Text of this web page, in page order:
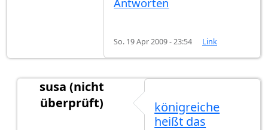
So. 19 Apr 2009 - 23:54 Link
susa (nicht
überprüft)
England, Spanien und Dänemark
königreiche
heißt das